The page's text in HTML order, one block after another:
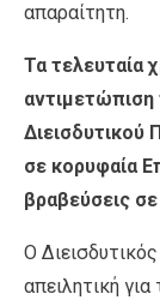
απαραίτητη.
Τα τελευταία
αντιμετώπιση
Διεισδυτικού
σε κορυφαία
βραβεύσεις
Ο
απειλητική